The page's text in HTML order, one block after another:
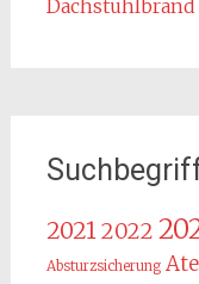
20212022
Absturzsicherung